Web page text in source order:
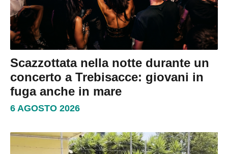
Scazzottata nella notte durante un
concerto a Trebisacce: giovani in
fuga anche in mare
6 AGOSTO 2026